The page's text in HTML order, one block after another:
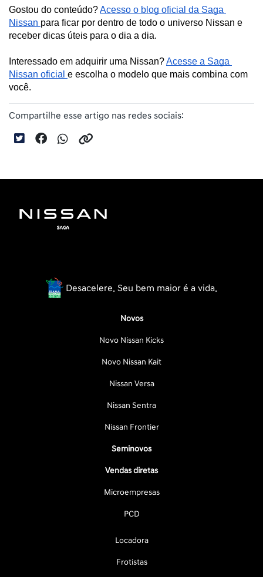
Gostou do conteúdo? Acesso o blog oficial da Saga
Nissan para ficar por dentro de todo o universo Nissan e
receber dicas úteis para o dia a dia.
Interessado em adquirir uma Nissan? Acesse a Saga
Nissan oficial e escolha o modelo que mais combina com
você.
Compartilhe esse artigo nas redes sociais:
Desacelere. Seu bem maior é a vida.
Novos
Novo Nissan Kicks
Novo Nissan Kait
Nissan Versa
Nissan Sentra
Nissan Frontier
Seminovos
Vendas diretas
Microempresas
PCD
Locadora
Frotistas